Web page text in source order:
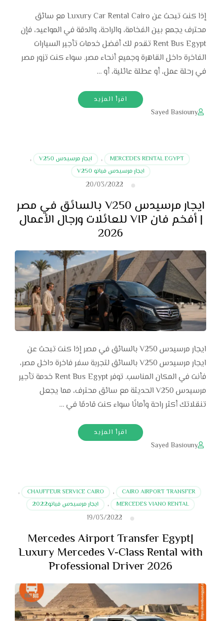
إذا كنت تبحث عن Luxury Car Rental Cairo مع سائق
محترف يجمع بين الفخامة، والراحة، والدقة في المواعيد، فإن
Rent Bus Egypt تقدم لك أفضل خدمات تأجير السيارات
الفاخرة داخل القاهرة وجميع أنحاء مصر. سواء كنت تزور مصر
في رحلة عمل، أو عطلة عائلية، أو …
اقرأ المزيد
Sayed Basiouny
MERCEDES RENTAL EGYPT
, ايجار مرسيدس V250
,
ايجار مرسيدس فيانو V250
20/03/2022
ايجار مرسيدس V250 بالسائق في مصر
| أفخم فان VIP للعائلات ورجال الأعمال
2026
ايجار مرسيدس V250 بالسائق في مصر إذا كنت تبحث عن
ايجار مرسيدس V250 بالسائق لتجربة سفر فاخرة داخل مصر،
فأنت في المكان المناسب. توفر Rent Bus Egypt خدمة تأجير
مرسيدس V250 الحديثة مع سائق محترف، مما يجعل
تنقلاتك أكثر راحة وأمانًا سواء كنت قادمًا في …
اقرأ المزيد
Sayed Basiouny
CAIRO AIRPORT TRANSFER
,
CHAUFFEUR SERVICE CAIRO
,
MERCEDES VIANO RENTAL
, ايجار مرسيدس فيانو2022
19/03/2022
Mercedes Airport Transfer Egypt|
Luxury Mercedes V-Class Rental with
Professional Driver 2026